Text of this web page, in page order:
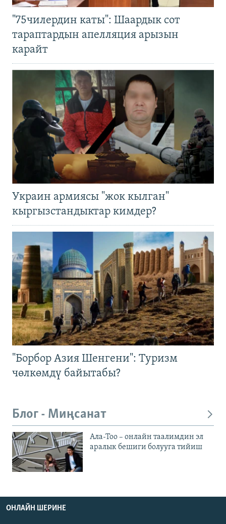
"75чилердин каты": Шаардык сот
тараптардын апелляция арызын
карайт
Украин армиясы "жок кылган"
кыргызстандыктар кимдер?
"Борбор Азия Шенгени": Туризм
чөлкөмдү байытабы?
Блог - Миңсанат
Ала-Тоо – онлайн таалимдин эл
аралык бешиги болууга тийиш
ОНЛАЙН ШЕРИНЕ